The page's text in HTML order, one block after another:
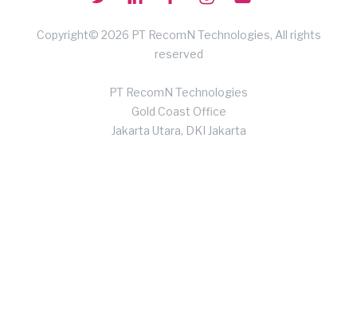
Copyright© 2026 PT RecomN Technologies, All rights
reserved
PT RecomN Technologies
Gold Coast Office
Jakarta Utara, DKI Jakarta